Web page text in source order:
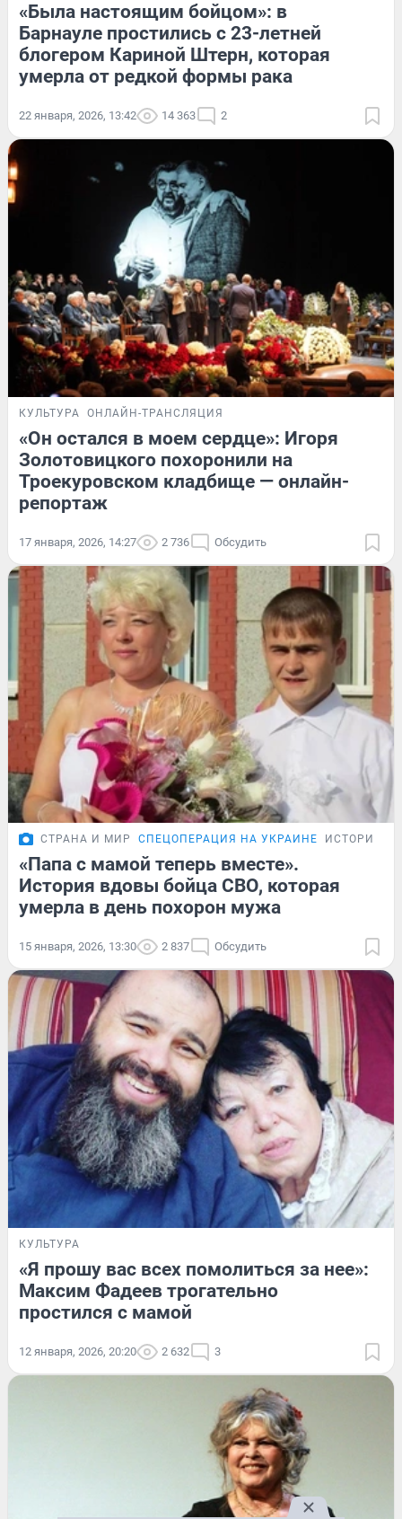
«Была настоящим бойцом»: в
Барнауле простились с 23-летней
блогером Кариной Штерн, которая
умерла от редкой формы рака
22 января, 2026, 13:42 14 363 2
КУЛЬТУРА ОНЛАЙН-ТРАНСЛЯЦИЯ
«Он остался в моем сердце»: Игоря
Золотовицкого похоронили на
Троекуровском кладбище — онлайн-
репортаж
17 января, 2026, 14:27 2 736 Обсудить
СТРАНА И МИР СПЕЦОПЕРАЦИЯ НА УКРАИНЕ ИСТОРИИ
«Папа с мамой теперь вместе».
История вдовы бойца СВО, которая
умерла в день похорон мужа
15 января, 2026, 13:30 2 837 Обсудить
КУЛЬТУРА
«Я прошу вас всех помолиться за нее»:
Максим Фадеев трогательно
простился с мамой
12 января, 2026, 20:20 2 632 3